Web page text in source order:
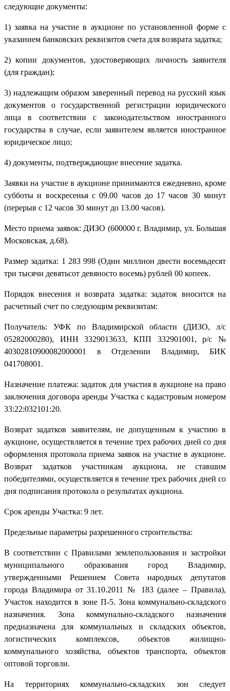
следующие документы:
1) заявка на участие в аукционе по установленной форме с
указанием банковских реквизитов счета для возврата задатка;
2) копии документов, удостоверяющих личность заявителя
(для граждан);
3) надлежащим образом заверенный перевод на русский язык
документов о государственной регистрации юридического
лица в соответствии с законодательством иностранного
государства в случае, если заявителем является иностранное
юридическое лицо;
4) документы, подтверждающие внесение задатка.
Заявки на участие в аукционе принимаются ежедневно, кроме
субботы и воскресенья с 09.00 часов до 17 часов 30 минут
(перерыв с 12 часов 30 минут до 13.00 часов).
Место приема заявок: ДИЗО (600000 г. Владимир, ул. Большая
Московская, д.68).
Размер задатка: 1 283 998 (Один миллион двести восемьдесят
три тысячи девятьсот девяносто восемь) рублей 00 копеек.
Порядок внесения и возврата задатка: задаток вносится на
расчетный счет по следующим реквизитам:
Получатель: УФК по Владимирской области (ДИЗО, л/с
05282000280), ИНН 3329013633, КПП 332901001, р/с №
40302810900082000001 в Отделении Владимир, БИК
041708001.
Назначение платежа: задаток для участия в аукционе на право
заключения договора аренды Участка с кадастровым номером
33:22:032101:20.
Возврат задатков заявителям, не допущенным к участию в
аукционе, осуществляется в течение трех рабочих дней со дня
оформления протокола приема заявок на участие в аукционе.
Возврат задатков участникам аукциона, не ставшим
победителями, осуществляется в течение трех рабочих дней со
дня подписания протокола о результатах аукциона.
Срок аренды Участка: 9 лет.
Предельные параметры разрешенного строительства:
В соответствии с Правилами землепользования и застройки
муниципального образования город Владимир,
утвержденными Решением Совета народных депутатов
города Владимира от 31.10.2011 № 183 (далее – Правила),
Участок находится в зоне П-5. Зона коммунально-складского
назначения. Зона коммунально-складского назначения
предназначена для коммунальных и складских объектов,
логистических комплексов, объектов жилищно-
коммунального хозяйства, объектов транспорта, объектов
оптовой торговли.
На территориях коммунально-складских зон следует